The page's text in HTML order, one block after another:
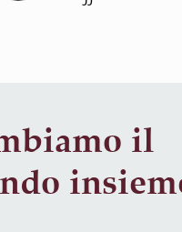
il